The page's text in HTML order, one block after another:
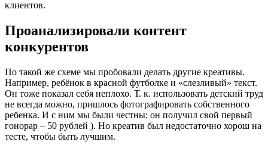
клиентов.
Проанализировали контент
конкурентов
По такой же схеме мы пробовали делать другие креативы.
Например, ребёнок в красной футболке и «слезливый» текст.
Он тоже показал себя неплохо. Т. к. использовать детский труд
не всегда можно, пришлось фотографировать собственного
ребенка. И с ним мы были честны: он получил свой первый
гонорар – 50 рублей ). Но креатив был недостаточно хорош на
тесте, чтобы быть лучшим.